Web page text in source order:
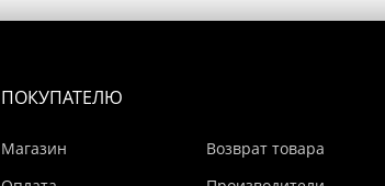
ПОКУПАТЕЛЮ
Магазин
Возврат товара